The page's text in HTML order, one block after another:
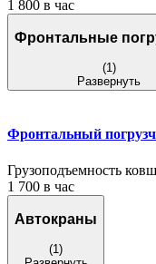
1 800 в час
Фронтальные
(1)
Развернуть
Фронтальный
Грузоподъемность
1 700 в час
Автокраны
(1)